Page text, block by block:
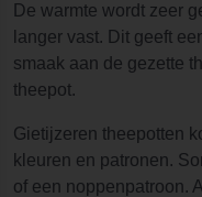
De warmte wordt zeer
langer vast. Dit geeft
smaak aan de gezette
theepot.
Gietijzeren theepotten
kleuren en patronen.
of een noppenpatroon.